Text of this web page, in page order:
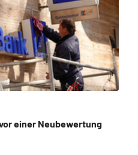
steht vor einer Neubewertung